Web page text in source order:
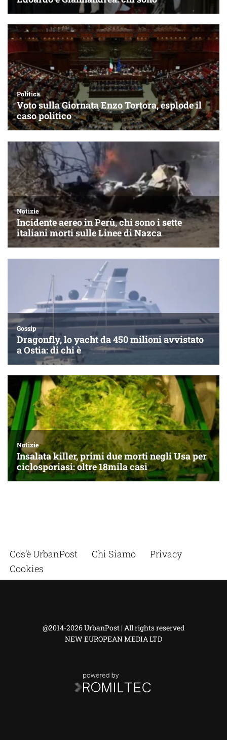
Cos’è UrbanPost Chi Siamo
Privacy
Cookies
@2014-2026 UrbanPost | All rights reserved
NEW EUROPEAN MEDIA LTD